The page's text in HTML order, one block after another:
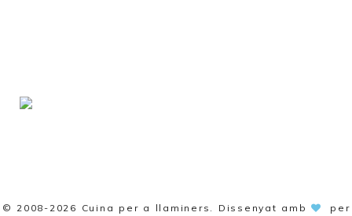
© 2008-2026 Cuina per a llaminers . Dissenyat amb
per